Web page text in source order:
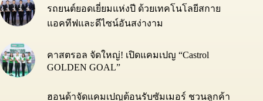
รถยนต์ยอดเยี่ยมแห่งปี ด้วยเทคโนโลยีสกาย
แอคทีฟและดีไซน์อันสง่างาม
คาสตรอล จัดใหญ่! เปิดแคมเปญ “Castrol
GOLDEN GOAL”
ฮอนด้าจัดแคมเปญต้อนรับซัมเมอร์ ชวนลูกค้า